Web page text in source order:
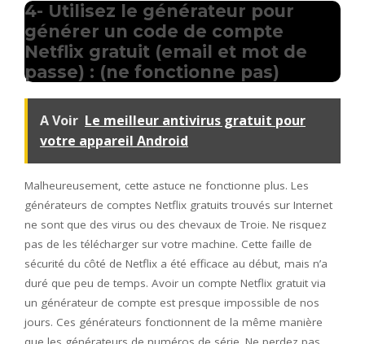
4- Utilisez le générateur pour
générer un code de compte
Netflix gratuit (email et mot de
passe) : (ne fonctionne pas)
A Voir Le meilleur antivirus gratuit pour
votre appareil Android
Malheureusement, cette astuce ne fonctionne plus. Les
générateurs de comptes Netflix gratuits trouvés sur Internet
ne sont que des virus ou des chevaux de Troie. Ne risquez
pas de les télécharger sur votre machine. Cette faille de
sécurité du côté de Netflix a été efficace au début, mais n’a
duré que peu de temps. Avoir un compte Netflix gratuit via
un générateur de compte est presque impossible de nos
jours. Ces générateurs fonctionnent de la même manière